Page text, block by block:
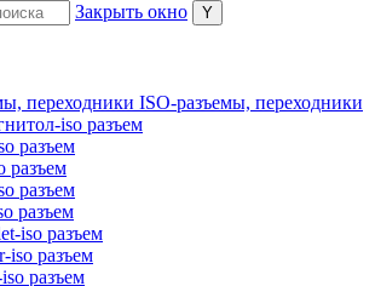
Закрыть окно
ISO-разъемы, переходники
iso разъем
разъем
разъем
разъем
разъем
iso разъем
iso разъем
разъем